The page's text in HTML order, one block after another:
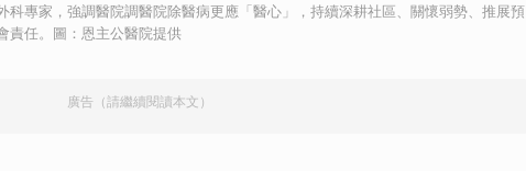
科專家，強調醫院調醫院除醫病更應「醫心」，持續深耕社區、關懷弱勢、推展預
責任。圖：恩主公醫院提供
廣告（請繼續閱讀本文）